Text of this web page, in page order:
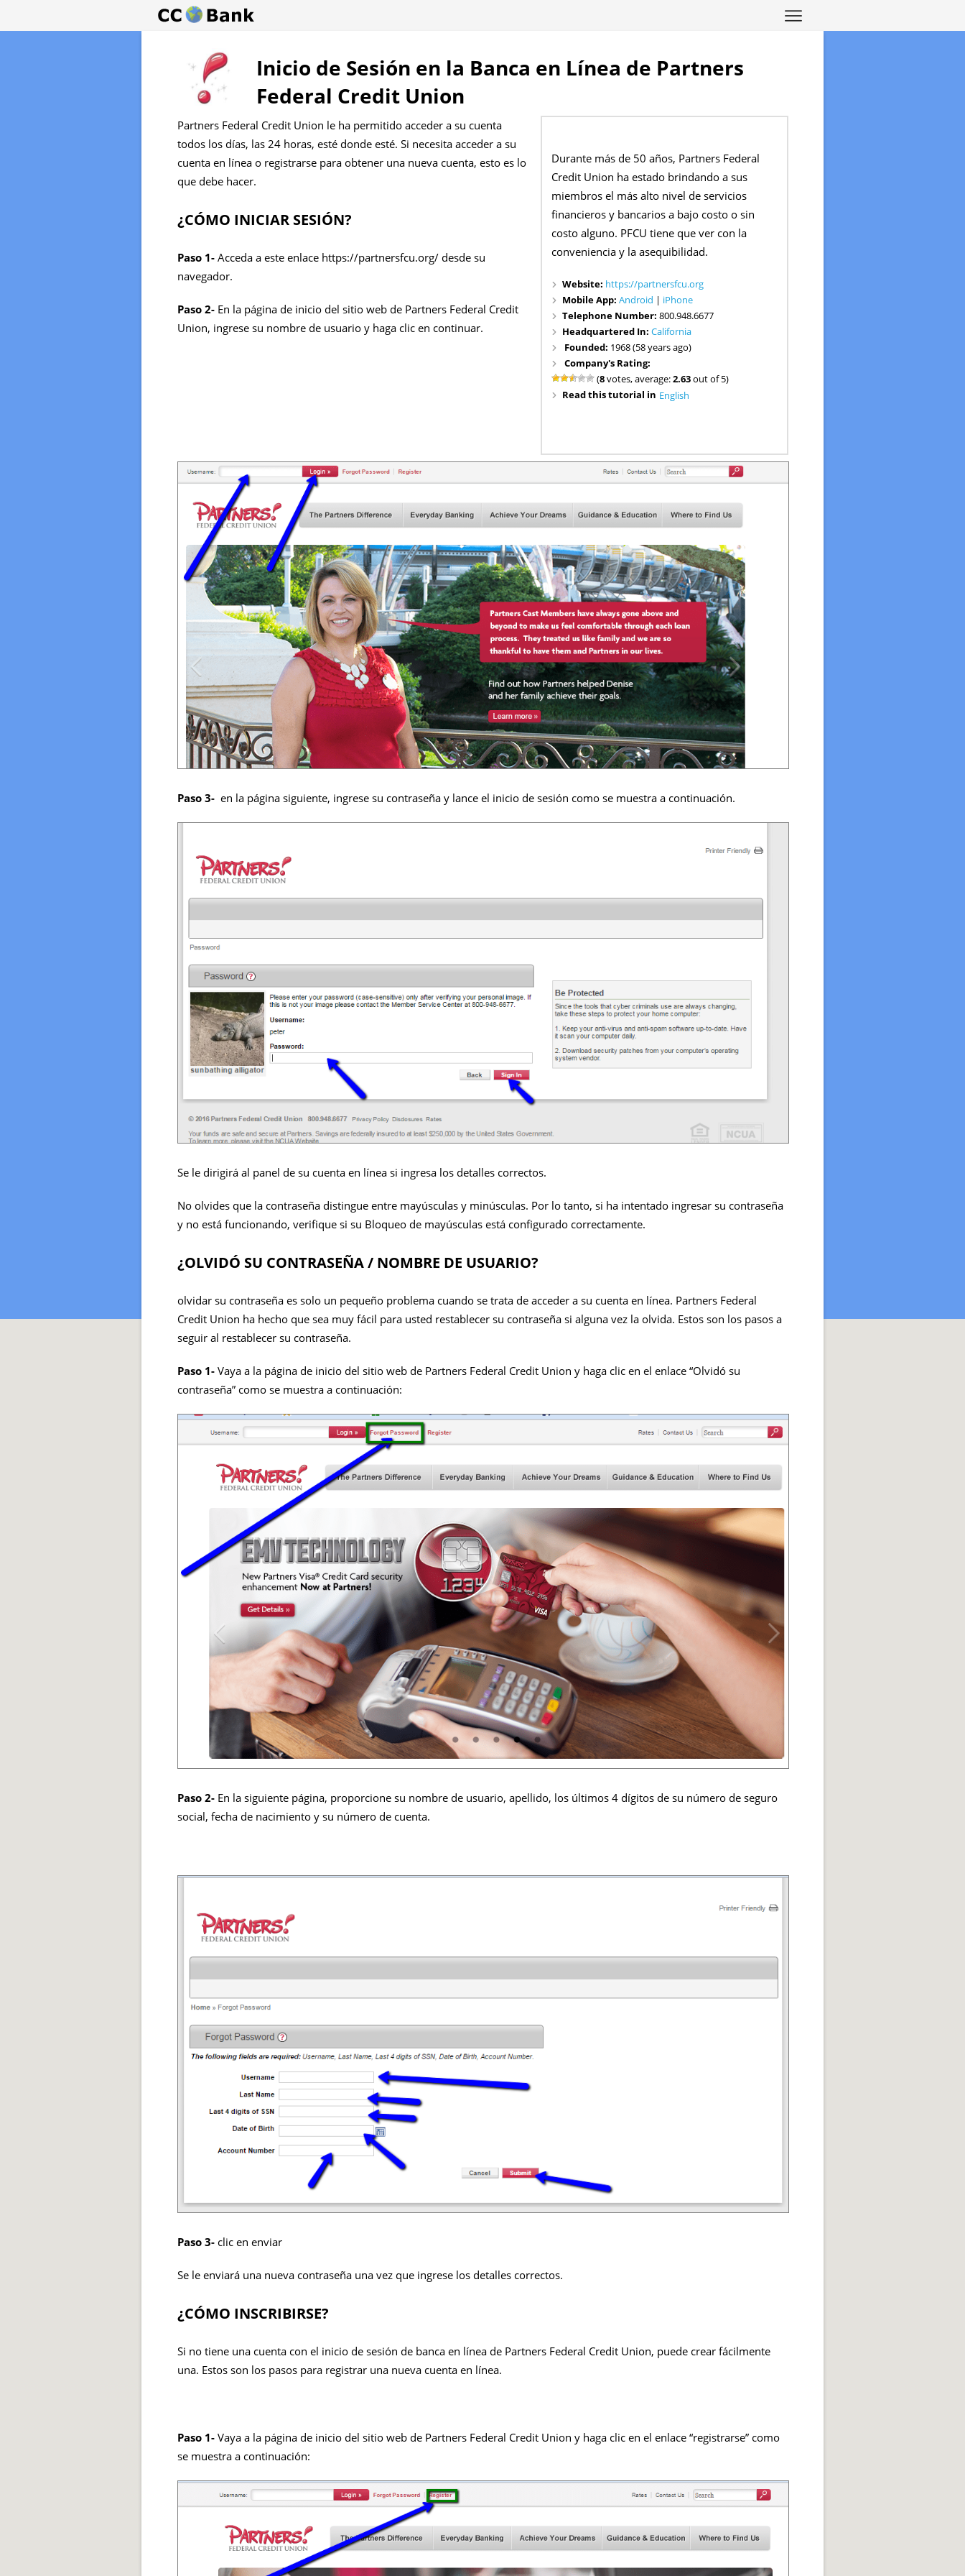
Inicio de Sesión en la Banca en Línea de Partners
Federal Credit Union
Durante más de 50 años, Partners Federal
Credit Union ha estado brindando a sus
miembros el más alto nivel de servicios
financieros y bancarios a bajo costo o sin
costo alguno. PFCU tiene que ver con la
conveniencia y la asequibilidad.
Website: https://partnersfcu.org
Mobile App:Android | iPhone
Telephone Number:800.948.6677
Headquartered In:California
Founded: 1968 (58 years ago)
Company's Rating:
(8votes, average:2.63out of 5)
English
Read this tutorial in
Partners Federal Credit Union le ha permitido acceder a su cuenta
todos los días, las 24 horas, esté donde esté. Si necesita acceder a su
cuenta en línea o registrarse para obtener una nueva cuenta, esto es lo
que debe hacer.
¿CÓMO INICIAR SESIÓN?
Paso 1-Acceda a este enlace https://partnersfcu.org/ desde su
navegador.
Paso 2- En la página de inicio del sitio web de Partners Federal Credit
Union, ingrese su nombre de usuario y haga clic en continuar.
Paso 3- en la página siguiente, ingrese su contraseña y lance el inicio de sesión como se muestra a continuación.
Se le dirigirá al panel de su cuenta en línea si ingresa los detalles correctos.
No olvides que la contraseña distingue entre mayúsculas y minúsculas. Por lo tanto, si ha intentado ingresar su contraseña
y no está funcionando, verifique si su Bloqueo de mayúsculas está configurado correctamente.
¿OLVIDÓ SU CONTRASEÑA / NOMBRE DE USUARIO?
olvidar su contraseña es solo un pequeño problema cuando se trata de acceder a su cuenta en línea. Partners Federal
Credit Union ha hecho que sea muy fácil para usted restablecer su contraseña si alguna vez la olvida. Estos son los pasos a
seguir al restablecer su contraseña.
Paso 1-Vaya a la página de inicio del sitio web de Partners Federal Credit Union y haga clic en el enlace “Olvidó su
contraseña” como se muestra a continuación:
Paso 2- En la siguiente página, proporcione su nombre de usuario, apellido, los últimos 4 dígitos de su número de seguro
social, fecha de nacimiento y su número de cuenta.
Paso 3- clic en enviar
Se le enviará una nueva contraseña una vez que ingrese los detalles correctos.
¿CÓMO INSCRIBIRSE?
Si no tiene una cuenta con el inicio de sesión de banca en línea de Partners Federal Credit Union, puede crear fácilmente
una. Estos son los pasos para registrar una nueva cuenta en línea.
Paso 1-Vaya a la página de inicio del sitio web de Partners Federal Credit Union y haga clic en el enlace “registrarse” como
se muestra a continuación: